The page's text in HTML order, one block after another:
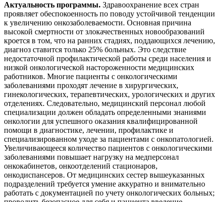
аккредитации
Основные Услуги
Дополнительные Услуги
Актуальность программы. Здравоохранение всех стран
проявляет обеспокоенность по поводу устойчивой тенденции
к увеличению онкозаболеваемости. Основная причина
высокой смертности от злокачественных новообразований
кроется в том, что на ранних стадиях, поддающихся лечению,
диагноз ставится только 25% больных. Это следствие
недостаточной профилактической работы среди населения и
низкой онкологической настороженности медицинских
работников. Многие пациенты с онкологическими
заболеваниями проходят лечение в хирургических,
гинекологических, терапевтических, урологических и других
отделениях. Следовательно, медицинский персонал любой
специализации должен обладать определенными знаниями
онкологии для успешного оказания квалифицированной
помощи в диагностике, лечении, профилактике и
специализированном уходе за пациентами с онкопатологией.
Увеличивающееся количество пациентов с онкологическими
заболеваниями повышает нагрузку на медперсонал
онкокабинетов, онкоотделений стационаров,
онкодиспансеров. От медицинских сестер вышеуказанных
подразделений требуется умение аккуратно и внимательно
работать с документацией по учету онкологических больных;